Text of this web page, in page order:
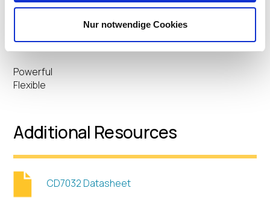
Nur notwendige Cookies
Versatile
Powerful
Flexible
Additional Resources
CD7032 Datasheet